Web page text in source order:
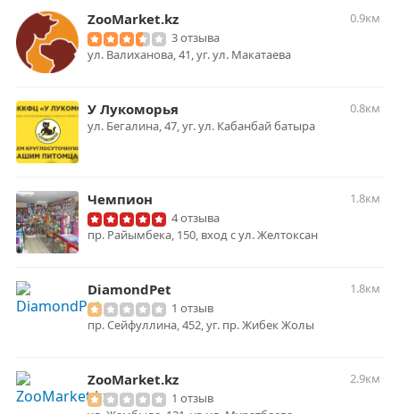
ZooMarket.kz
0.9км
3 отзыва
ул. Валиханова, 41, уг. ул. Макатаева
У Лукоморья
0.8км
ул. Бегалина, 47, уг. ул. Кабанбай батыра
Чемпион
1.8км
4 отзыва
пр. Райымбека, 150, вход с ул. Желтоксан
DiamondPet
1.8км
1 отзыв
пр. Сейфуллина, 452, уг. пр. Жибек Жолы
ZooMarket.kz
2.9км
1 отзыв